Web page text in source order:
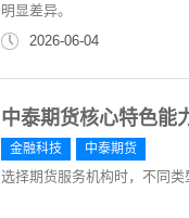
明显差异。
2026-06-04
中泰期货核心特色能
金融科技 中泰期货
选择期货服务机构时，不同类